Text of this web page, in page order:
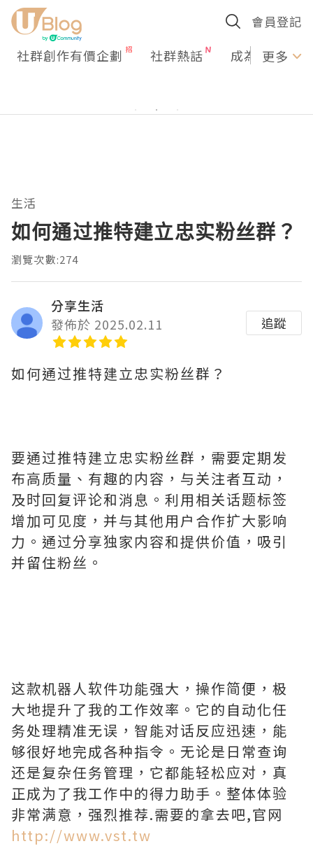
會員登記
社群創作有價企劃 社群熱話 成為U更多
生活
如何通过推特建立忠实粉丝群？
瀏覽次數:274
分享生活
發佈於 2025.02.11
追蹤
如何通过推特建立忠实粉丝群？
要通过推特建立忠实粉丝群，需要定期发
布高质量、有趣的内容，与关注者互动，
及时回复评论和消息。利用相关话题标签
增加可见度，并与其他用户合作扩大影响
力。通过分享独家内容和提供价值，吸引
并留住粉丝。
这款机器人软件功能强大，操作简便，极
大地提升了我的工作效率。它的自动化任
务处理精准无误，智能对话反应迅速，能
够很好地完成各种指令。无论是日常查询
还是复杂任务管理，它都能轻松应对，真
正成为了我工作中的得力助手。整体体验
非常满意，强烈推荐.需要的拿去吧,官网
http://www.vst.tw